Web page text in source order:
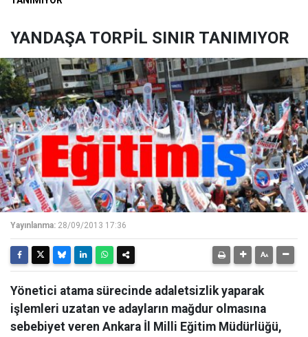
YANDAŞA TORPİL SINIR TANIMIYOR
Yayınlanma: 28/09/2013 17:36
Yönetici atama sürecinde adaletsizlik yaparak
işlemleri uzatan ve adayların mağdur olmasına
sebebiyet veren Ankara İl Milli Eğitim Müdürlüğü,